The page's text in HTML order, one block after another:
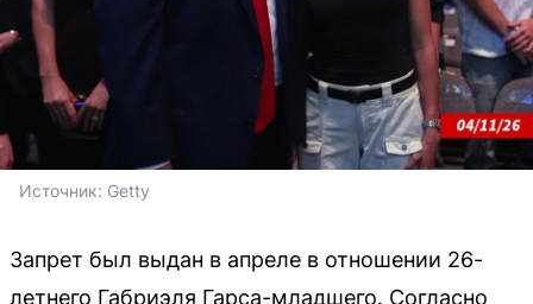
Источник: Getty
Запрет был выдан в апреле в отношении 26-
летнего Габриэля Гарса-младшего. Согласно